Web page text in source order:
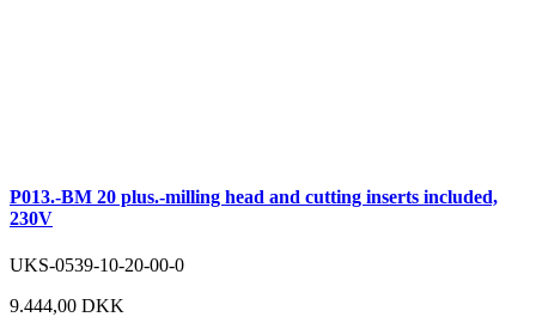
P013.-BM 20 plus.-milling head and cutting inserts included,
230V
UKS-0539-10-20-00-0
9.444,00 DKK